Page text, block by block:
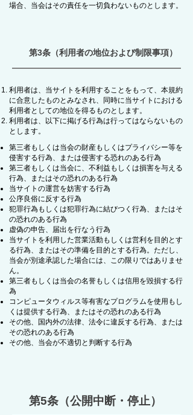
場合、当会はその責任を一切負わないものとします。
第3条（利用者の地位および制限事項）
利用者は、当サイトを利用することをもって、本規約
に合意したものとみなされ、同時に当サイトにおける
利用者としての地位を得るものとします。
利用者は、以下に掲げる行為は行ってはならないもの
とします。
第三者もしくは当会の財産もしくはプライバシー等を
侵害する行為、または侵害する恐れのある行為
第三者もしくは当会に、不利益もしくは損害を与える
行為、またはその恐れのある行為
当サイトの運営を妨害する行為
公序良俗に反する行為
犯罪行為もしくは犯罪行為に結びつく行為、またはそ
の恐れのある行為
虚偽の申告、届出を行なう行為
当サイトを利用した営業活動もしくは営利を目的とす
る行為、またはその準備を目的とする行為。ただし、
当会が別途承認した場合には、この限りではありませ
ん。
第三者もしくは当会の名誉もしくは信用を毀損する行
為
コンピュータウィルス等有害なプログラムを使用もし
くは提供する行為、またはその恐れのある行為
その他、国内外の法律、法令に違反する行為、または
その恐れのある行為
その他、当会が不適切と判断する行為
第5条（公開中断・停止）